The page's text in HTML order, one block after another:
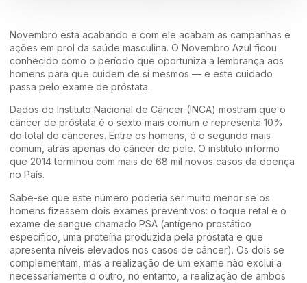
Novembro esta acabando e com ele acabam as campanhas e
ações em prol da saúde masculina. O Novembro Azul ficou
conhecido como o período que oportuniza a lembrança aos
homens para que cuidem de si mesmos — e este cuidado
passa pelo exame de próstata.
Dados do Instituto Nacional de Câncer (INCA) mostram que o
câncer de próstata é o sexto mais comum e representa 10%
do total de cânceres. Entre os homens, é o segundo mais
comum, atrás apenas do câncer de pele. O instituto informo
que 2014 terminou com mais de 68 mil novos casos da doença
no País.
Sabe-se que este número poderia ser muito menor se os
homens fizessem dois exames preventivos: o toque retal e o
exame de sangue chamado PSA (antígeno prostático
específico, uma proteína produzida pela próstata e que
apresenta níveis elevados nos casos de câncer). Os dois se
complementam, mas a realização de um exame não exclui a
necessariamente o outro, no entanto, a realização de ambos